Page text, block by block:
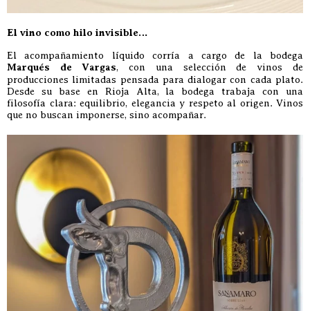
El vino como hilo invisible…
El acompañamiento líquido corría a cargo de la bodega
Marqués de Vargas, con una selección de vinos de
producciones limitadas pensada para dialogar con cada plato.
Desde su base en Rioja Alta, la bodega trabaja con una
filosofía clara: equilibrio, elegancia y respeto al origen. Vinos
que no buscan imponerse, sino acompañar.